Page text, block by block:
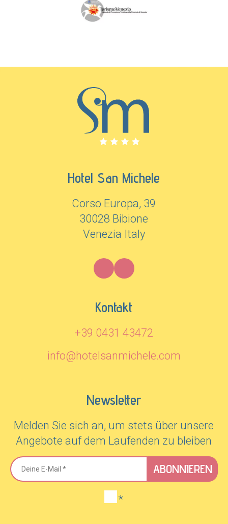
Hotel San Michele
Corso Europa, 39
30028 Bibione
Venezia Italy
Kontakt
+39 0431 43472
info@hotelsanmichele.com
Newsletter
Melden Sie sich an, um stets über unsere
Angebote auf dem Laufenden zu bleiben
*
ABONNIEREN